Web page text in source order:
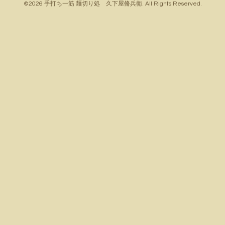
©2026 手打ち一筋 麺切り処 久下屋脩兵衛. All Rights Reserved.